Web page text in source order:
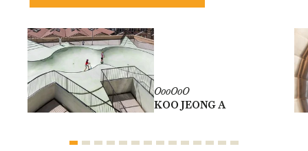
OooOoO
KOO JEONG A